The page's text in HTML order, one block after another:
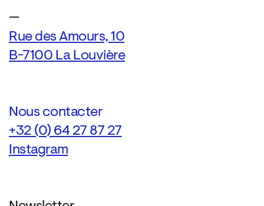
—
Rue des Amours, 10
B-7100 La Louvière
Nous contacter
+32 (0) 64 27 87 27
Instagram